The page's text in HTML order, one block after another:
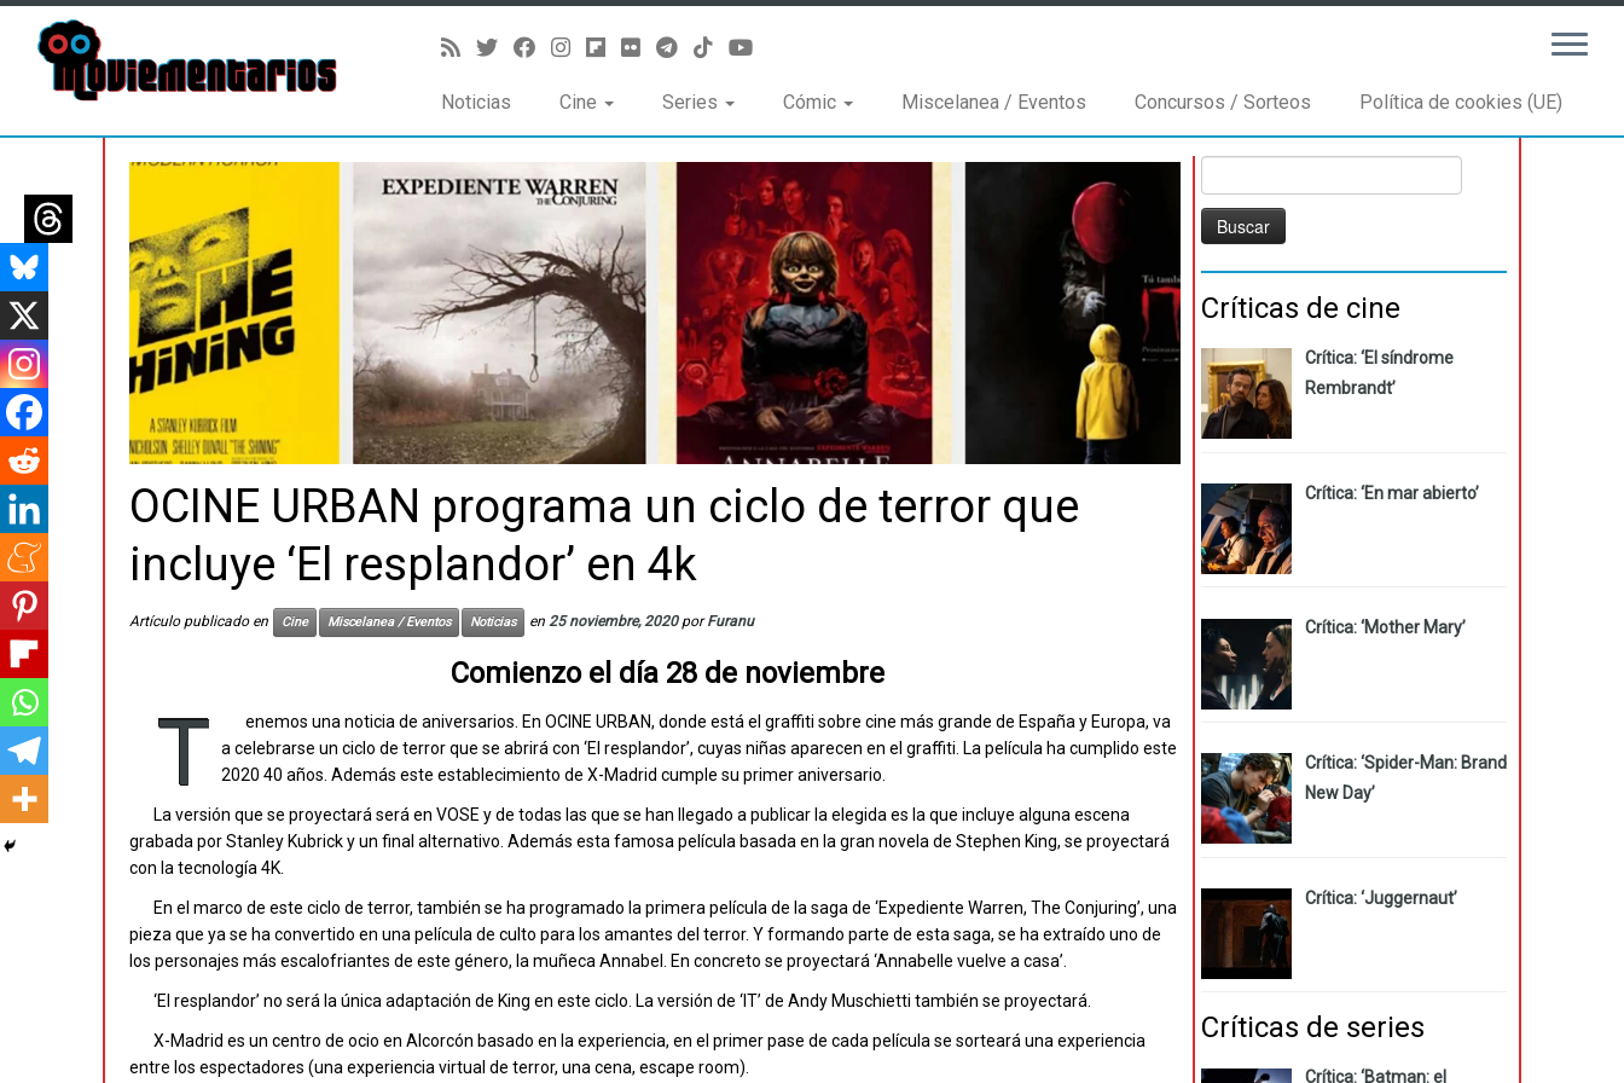
contenido
Noticias Cine Series Cómic Miscelanea / Eventos Concursos / Sorteos Política de cookies (UE)
OCINE URBAN programa un ciclo de terror que
incluye ‘El resplandor’ en 4k
Artículo publicado en Cine Miscelanea / Eventos Noticias en 25 noviembre, 2020 porFuranu
Comienzo el día 28 de noviembre
T
enemos una noticia de aniversarios. En OCINE URBAN, donde está el graffiti sobre cine más grande de España y Europa, va
a celebrarse un ciclo de terror que se abrirá con ‘El resplandor’, cuyas niñas aparecen en el graffiti. La película ha cumplido este
2020 40 años. Además este establecimiento de X-Madrid cumple su primer aniversario.
La versión que se proyectará será en VOSE y de todas las que se han llegado a publicar la elegida es la que incluye alguna escena
grabada por Stanley Kubrick y un final alternativo. Además esta famosa película basada en la gran novela de Stephen King, se proyectará
con la tecnología 4K.
En el marco de este ciclo de terror, también se ha programado la primera película de la saga de ‘Expediente Warren, The Conjuring’, una
pieza que ya se ha convertido en una película de culto para los amantes del terror. Y formando parte de esta saga, se ha extraído uno de
los personajes más escalofriantes de este género, la muñeca Annabel. En concreto se proyectará ‘Annabelle vuelve a casa’.
‘El resplandor’ no será la única adaptación de King en este ciclo. La versión de ‘IT’ de Andy Muschietti también se proyectará.
X-Madrid es un centro de ocio en Alcorcón basado en la experiencia, en el primer pase de cada película se sorteará una experiencia
entre los espectadores (una experiencia virtual de terror, una cena, escape room).
Críticas de cine
Crítica: ‘El síndrome
Rembrandt’
Crítica: ‘En mar abierto’
Crítica: ‘Mother Mary’
Crítica: ‘Spider-Man: Brand
New Day’
Crítica: ‘Juggernaut’
Críticas de series
Crítica: ‘Batman: el